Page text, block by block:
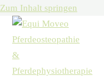
Zum Inhalt springen